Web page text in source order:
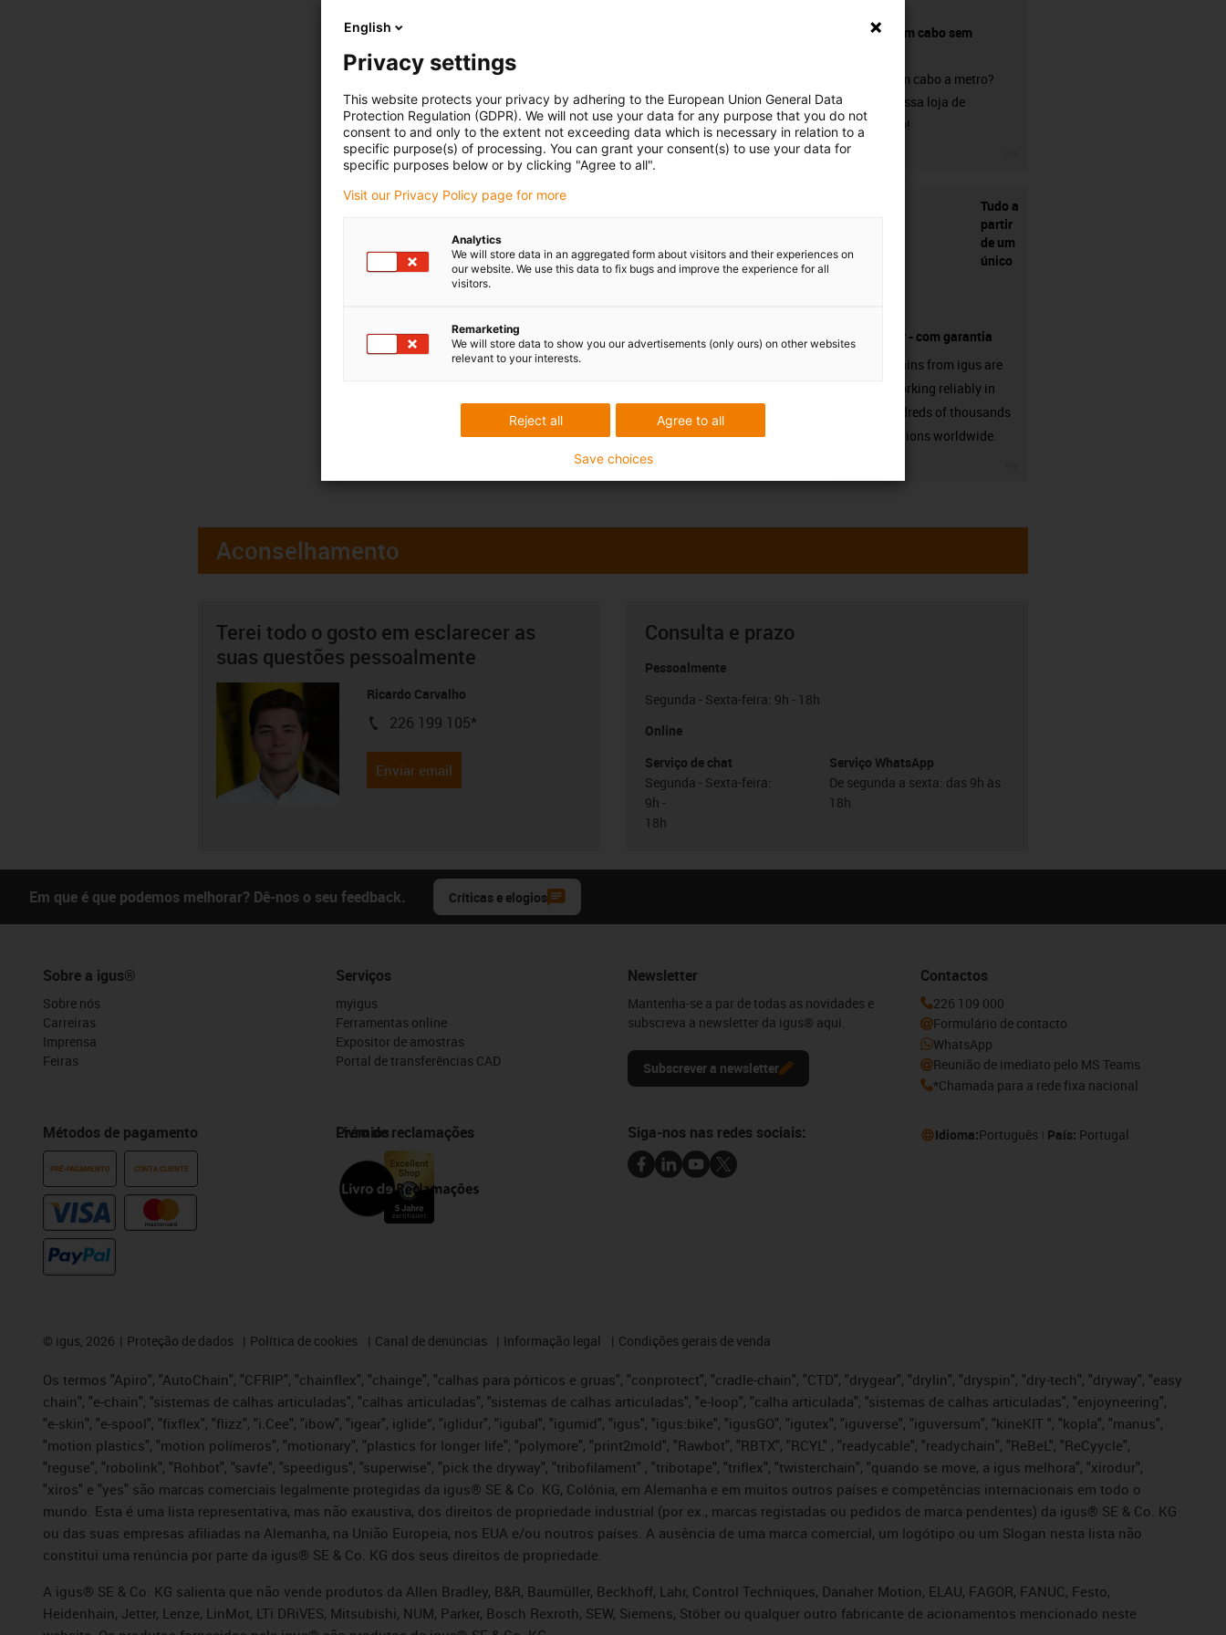
Comprar um cabo sem
Procura um cabo a metro?
Visite a nossa loja de
chainflex®!
Tudo a
partir
de um
único
fornecedor - com garantia
Energy chains from igus are
already working reliably in
many hundreds of thousands
of applications worldwide.
Aconselhamento
Terei todo o gosto em esclarecer as
suas questões pessoalmente
Ricardo Carvalho
igus-icon-phone
226 199 105*
Enviar email
Consulta e prazo
Pessoalmente
Segunda - Sexta-feira: 9h - 18h
Online
Serviço de chat
Segunda - Sexta-feira:
9h -
18h
Serviço WhatsApp
De segunda a sexta: das 9h às
18h
Em que é que podemos melhorar? Dê-nos o seu feedback. Críticas e elogios
Sobre a igus®
Sobre nós
Carreiras
Imprensa
Feiras
Métodos de pagamento
PRÉ-PAGAMENTO CONTA CLIENTE
Serviços
myigus
Ferramentas online
Expositor de amostras
Portal de transferências CAD
Prémios
Livro de reclamações
Newsletter
Mantenha-se a par de todas as novidades e
subscreva a newsletter da igus® aqui.
Subscrever a newsletter
Contactos
226 109 000
Formulário de contacto
WhatsApp
Reunião de imediato pelo MS Teams
*Chamada para a rede fixa nacional
Siga-nos nas redes sociais: Idioma:Português País: Portugal
© igus, 2026 Proteção de dados Política de cookies Canal de denúncias Informação legal Condições gerais de venda
Os termos "Apiro", "AutoChain", "CFRIP", "chainflex", "chainge", "calhas para pórticos e gruas", "conprotect", "cradle-chain", "CTD", "drygear", "drylin", "dryspin", "dry-tech", "dryway", "easy
chain", "e-chain", "sistemas de calhas articuladas", "calhas articuladas", "sistemas de calhas articuladas", "e-loop", "calha articulada", "sistemas de calhas articuladas", "enjoyneering",
"e-skin", "e-spool", "fixflex", "flizz", "i.Cee", "ibow", "igear", iglide”, "iglidur", "igubal", "igumid", "igus", "igus:bike", "igusGO", "igutex", "iguverse", "iguversum", "kineKIT ", "kopla", "manus",
"motion plastics", "motion polímeros", "motionary", "plastics for longer life", "polymore", "print2mold", "Rawbot", "RBTX", "RCYL" , "readycable", "readychain", "ReBeL", "ReCyycle",
"reguse", "robolink", "Rohbot", "savfe", "speedigus", "superwise", "pick the dryway", "tribofilament" , "tribotape", "triflex", "twisterchain", "quando se move, a igus melhora", "xirodur",
"xiros" e "yes" são marcas comerciais legalmente protegidas da igus® SE & Co. KG, Colónia, em Alemanha e em muitos outros países e competências internacionais em todo o
mundo. Esta é uma lista representativa, mas não exaustiva, dos direitos de propriedade industrial (por ex., marcas registadas ou pedidos de marca pendentes) da igus® SE & Co. KG
ou das suas empresas afiliadas na Alemanha, na União Europeia, nos EUA e/ou noutros países. A ausência de uma marca comercial, um logótipo ou um Slogan nesta lista não
constitui uma renúncia por parte da igus® SE & Co. KG dos seus direitos de propriedade.
A igus® SE & Co. KG salienta que não vende produtos da Allen Bradley, B&R, Baumüller, Beckhoff, Lahr, Control Techniques, Danaher Motion, ELAU, FAGOR, FANUC, Festo,
Heidenhain, Jetter, Lenze, LinMot, LTi DRiVES, Mitsubishi, NUM, Parker, Bosch Rexroth, SEW, Siemens, Stöber ou qualquer outro fabricante de acionamentos mencionado neste
English
Privacy settings
This website protects your privacy by adhering to the European Union General Data
Protection Regulation (GDPR). We will not use your data for any purpose that you do not
consent to and only to the extent not exceeding data which is necessary in relation to a
specific purpose(s) of processing. You can grant your consent(s) to use your data for
specific purposes below or by clicking "Agree to all".
Visit our Privacy Policy page for more
Analytics
We will store data in an aggregated form about visitors and their experiences on
our website. We use this data to fix bugs and improve the experience for all
visitors.
Remarketing
We will store data to show you our advertisements (only ours) on other websites
relevant to your interests.
Agree to all
Reject all
Save choices